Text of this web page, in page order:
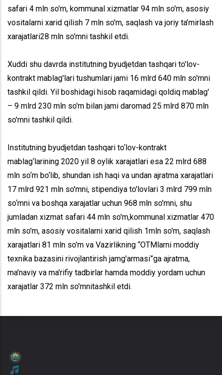
safari 4 mln so'm, kommunal xizmatlar 94 mln so'm, asosiy
vositalarni xarid qilish 7 mln so'm, saqlash va joriy ta’mirlash
xarajatlari28 mln so'mni tashkil etdi.
Xuddi shu davrda institutning byudjetdan tashqari to'lov-
kontrakt mablag'lari tushumlari jami 16 mlrd 640 mln so'mni
tashkil qildi. Yil boshidagi hisob raqamidagi qoldiq mablag'
– 9 mlrd 230 mln so'm bilan jami daromad 25 mlrd 870 mln
so'mni tashkil qildi.
Institutning byudjetdan tashqari to‘lov-kontrakt
mablag‘larining 2020 yil 8 oylik xarajatlari esa 22 mlrd 688
mln so‘m bo‘lib, shundan ish haqi va undan ajratma xarajatlari
17 mlrd 921 mln so'mni, stipendiya to'lovlari 3 mlrd 799 mln
so‘mni va boshqa xarajatlar uchun 968 mln so'mni, shu
jumladan xizmat safari 44 mln so'm,kommunal xizmatlar 470
mln so'm, asosiy vositalarni xarid qilish 1mln so'm, saqlash
xarajatlari 81 mln so'm va Vazirlikning “OTMlarni moddiy
texnika bazasini rivojlantirish jamg'armasi”ga ajratma,
ma'naviy va ma'rifiy tadbirlar hamda moddiy yordam uchun
xarajatlar 372 mln so'mnitashkil etdi.